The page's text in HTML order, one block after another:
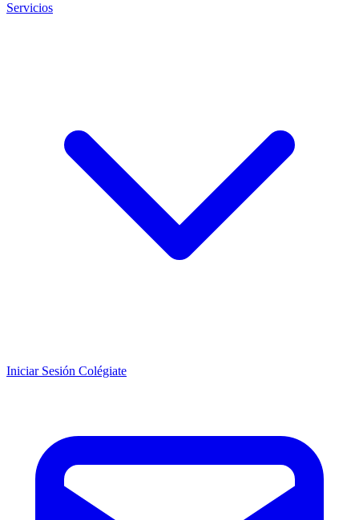
Servicios
Iniciar Sesión Colégiate